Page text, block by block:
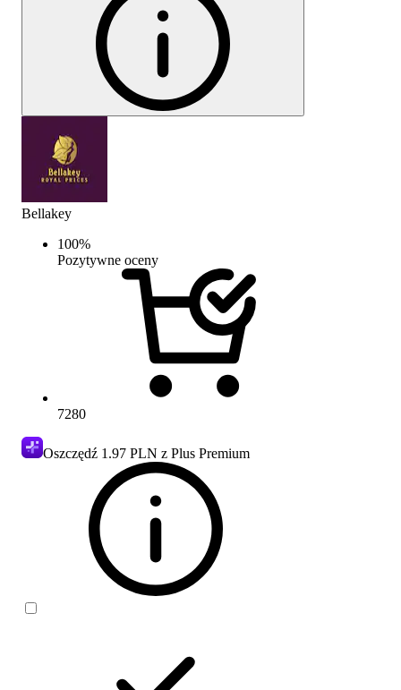
Bellakey
100%
Pozytywne oceny
7280
Oszczędź 1.97 PLN z Plus Premium